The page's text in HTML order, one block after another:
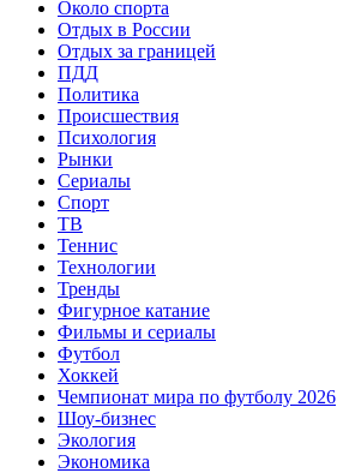
Около спорта
Отдых в России
Отдых за границей
ПДД
Политика
Происшествия
Психология
Рынки
Сериалы
Спорт
ТВ
Теннис
Технологии
Тренды
Фигурное катание
Фильмы и сериалы
Футбол
Хоккей
Чемпионат мира по футболу 2026
Шоу-бизнес
Экология
Экономика